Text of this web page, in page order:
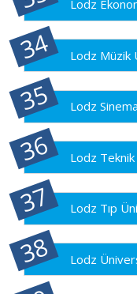
Lodz
Lodz Müzik
Lodz
Lodz
Lodz Tıp
Lodz